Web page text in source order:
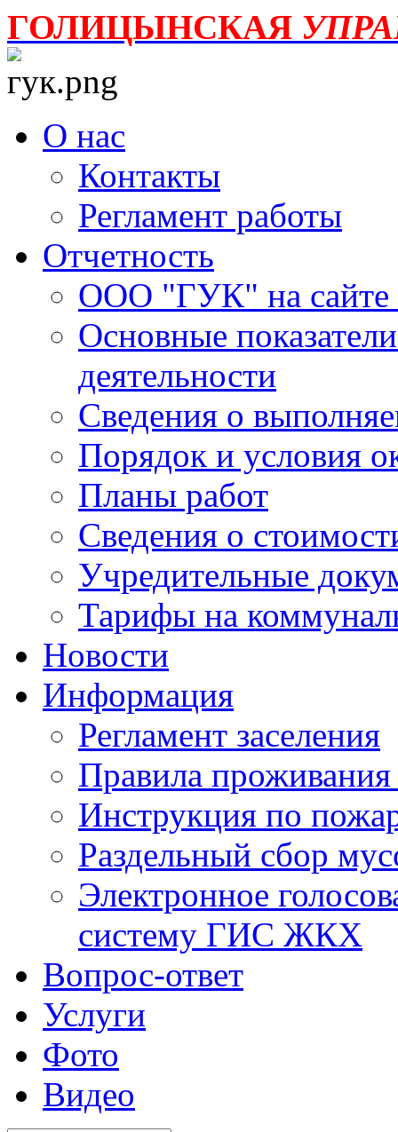
ГОЛИЦЫНСКАЯ
О нас
Контакты
Регламент работы
Отчетность
ООО "ГУК" на
Основные
деятельности
Сведения о
Порядок и условия
Планы работ
Сведения о
Учредительные
Тарифы на
Новости
Информация
Регламент заселения
Правила
Инструкция по
Раздельный сбор
Электронное
систему ГИС ЖКХ
Вопрос-ответ
Услуги
Фото
Видео